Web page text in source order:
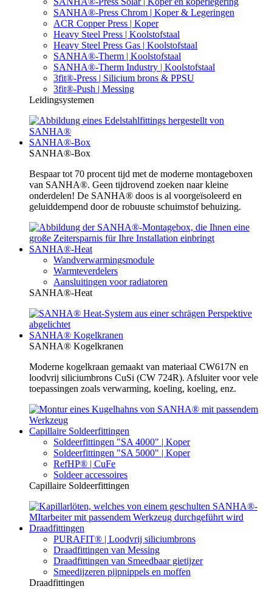
SANHA®-Press Chrom | Koper & Legeringen
ACR Copper Press | Koper
Heavy Steel Press | Koolstofstaal
Heavy Steel Press Gas | Koolstofstaal
SANHA®-Therm | Koolstofstaal
SANHA®-Therm Industry | Koolstofstaal
3fit®-Press | Silicium brons & PPSU
3fit®-Push | Messing
Leidingsystemen
SANHA®-Box
SANHA®-Box
Bespaar tot 70 procent tijd met de moderne montageboxen
van SANHA®. Geen tijdrovend zoeken naar kleine
onderdelen! De SANHA® doos is al voorgeïsoleerd en
geluiddempend door de robuuste schuimstof behuizing.
SANHA®-Heat
Wandverwarmingsmodule
Warmteverdelers
Aansluitingen voor radiatoren
SANHA®-Heat
SANHA® Kogelkranen
SANHA® Kogelkranen
Moderne kogelkraan gemaakt van materiaal CW617N en
loodvrij siliciumbrons CuSi (CW 724R). Afsluiter voor vele
toepassingen zoals verwarming, koeling, koeling, enz.
Capillaire Soldeerfittingen
Soldeerfittingen "SA 4000" | Koper
Soldeerfittingen "SA 5000" | Koper
RefHP® | CuFe
Soldeer accessoires
Capillaire Soldeerfittingen
Draadfittingen
PURAFIT® | Loodvrij siliciumbrons
Draadfittingen van Messing
Draadfittingen van Smeedbaar gietijzer
Smeedijzeren pijpnippels en moffen
Draadfittingen